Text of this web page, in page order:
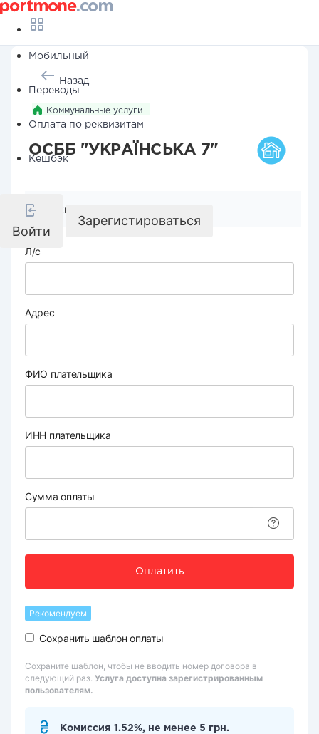
Мобильный
Переводы
Оплата по реквизитам
Кешбэк
Войти
Зарегистироваться
Назад
Коммунальные услуги
ОСББ "УКРАЇНСЬКА 7"
Реквизиты компании
Л/с
Адрес
ФИО плательщика
ИНН плательщика
Сумма оплаты
Оплатить
Рекомендуем
Сохранить шаблон оплаты
Сохраните шаблон, чтобы не вводить номер договора в
следующий раз. Услуга доступна зарегистрированным
пользователям.
Комиссия 1.52%, не менее 5 грн.